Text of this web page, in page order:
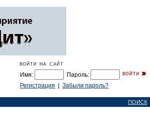
Имя:
Пароль:
Регистрация
Забыли пароль?
ПОИСК